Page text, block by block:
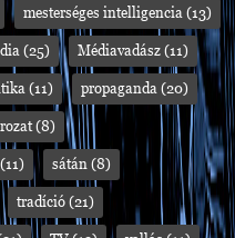
mesterséges intelligencia (13)
(25) Médiavadász (11)
(11) propaganda (20)
(8)
(11) sátán (8)
tradíció (21)